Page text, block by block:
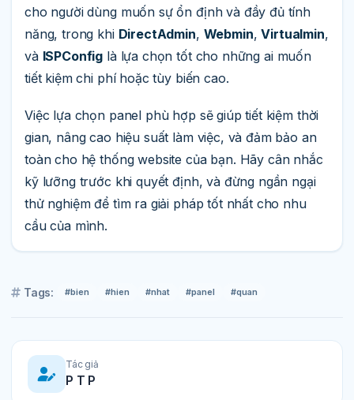
cho người dùng muốn sự ổn định và đầy đủ tính
năng, trong khi DirectAdmin, Webmin,Virtualmin,
và ISPConfig là lựa chọn tốt cho những ai muốn
tiết kiệm chi phí hoặc tùy biến cao.
Việc lựa chọn panel phù hợp sẽ giúp tiết kiệm thời
gian, nâng cao hiệu suất làm việc, và đảm bảo an
toàn cho hệ thống website của bạn. Hãy cân nhắc
kỹ lưỡng trước khi quyết định, và đừng ngần ngại
thử nghiệm để tìm ra giải pháp tốt nhất cho nhu
cầu của mình.
Tags: #bien #hien #nhat #panel #quan
Tác giả
P T P